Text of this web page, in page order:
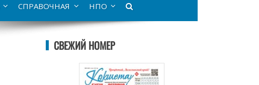
СПРАВОЧНАЯ НПО
СВЕЖИЙ НОМЕР